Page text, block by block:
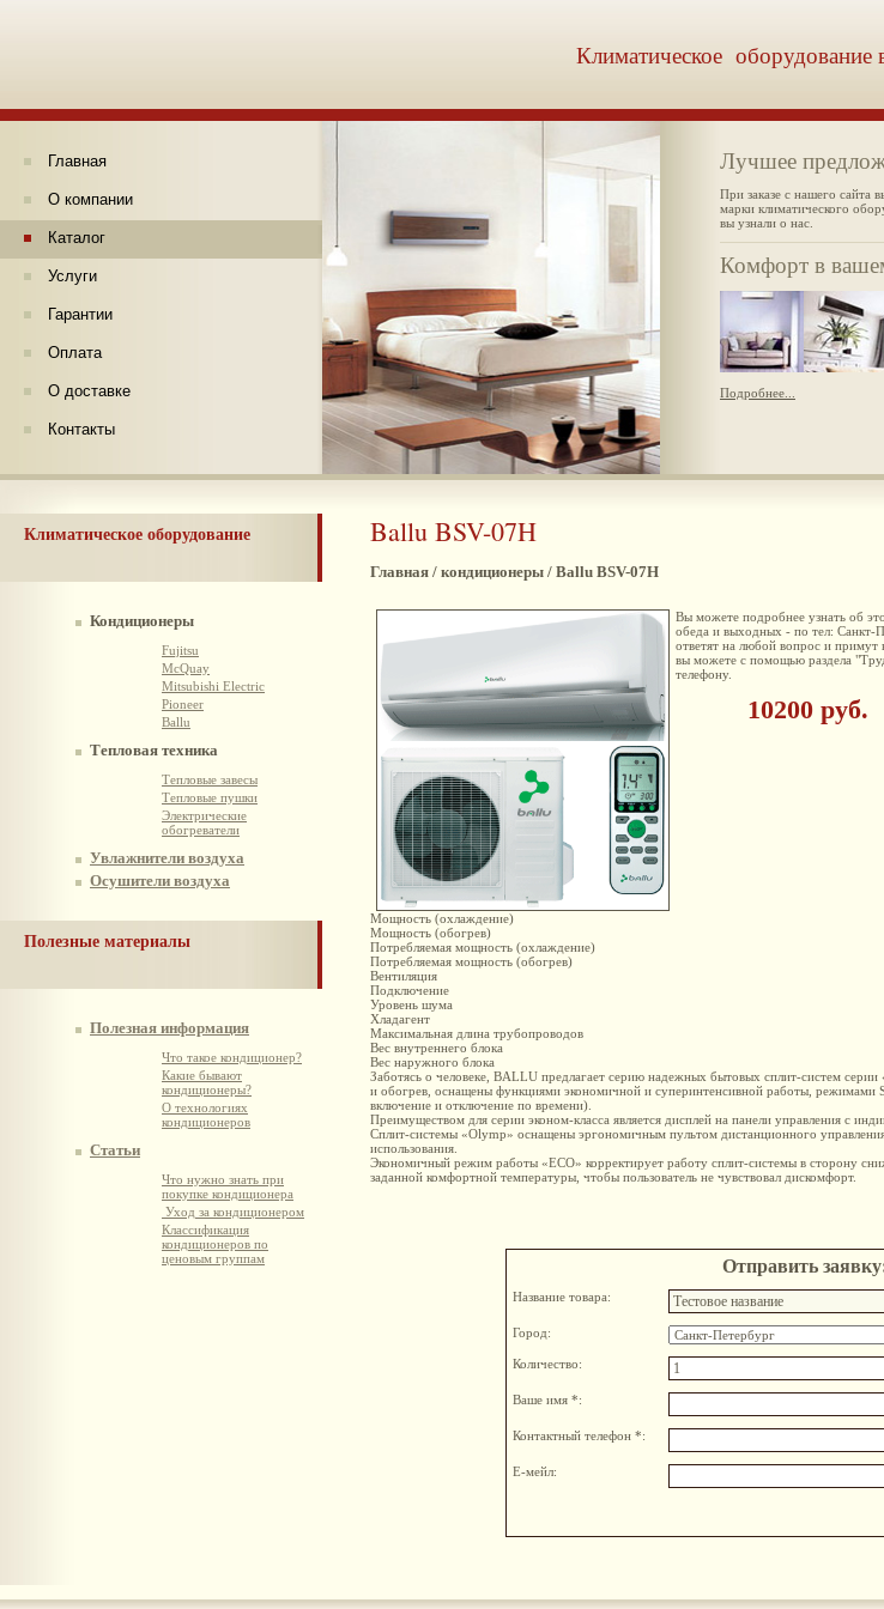
Климатическое оборудование
Главная
О компании
Каталог
Услуги
Гарантии
Оплата
О доставке
Контакты
Лучшее
При заказе с нашего сайта
марки климатического
вы узнали о нас.
Комфорт в
Подробнее...
Климатическое оборудование
Кондиционеры
Fujitsu
McQuay
Mitsubishi Electric
Pioneer
Ballu
Тепловая техника
Тепловые завесы
Тепловые пушки
Электрические
обогреватели
Увлажнители воздуха
Осушители воздуха
Полезные материалы
Полезная информация
Что такое кондиционер?
Какие бывают
кондиционеры?
О технологиях
кондиционеров
Статьи
Что нужно знать при
покупке кондиционера
Уход за кондиционером
Классификация
кондиционеров по
ценовым группам
Ballu BSV-07H
Главная / кондиционеры / Ballu BSV-07H
Вы можете подробнее узнать об
обеда и выходных - по тел:
ответят на любой вопрос и примут
вы можете с помощью раздела
телефону.
10200 руб.
Мощность (охлаждение)
Мощность (обогрев)
Потребляемая мощность (охлаждение)
Потребляемая мощность (обогрев)
Вентиляция
Подключение
Уровень шума
Хладагент
Максимальная длина трубопроводов
Вес внутреннего блока
Вес наружного блока
Заботясь о человеке, BALLU предлагает серию надежных бытовых сплит-систем
и обогрев, оснащены функциями экономичной и суперинтенсивной работы, режимами
включение и отключение по времени).
Преимуществом для серии эконом-класса является дисплей на панели управления с
Сплит-системы «Olymp» оснащены эргономичным пультом дистанционного
использования.
Экономичный режим работы «ECO» корректирует работу сплит-системы в сторону
заданной комфортной температуры, чтобы пользователь не чувствовал дискомфорт.
Отправить
Название товара:
Город:
Количество:
Ваше имя *:
Контактный телефон *:
Е-мейл: